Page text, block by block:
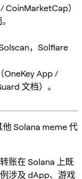
CoinMarketCap）
，Solflare
OneKey App /
文档）。
Solana meme 代
账在 Solana 上既
涉及 dApp、游戏